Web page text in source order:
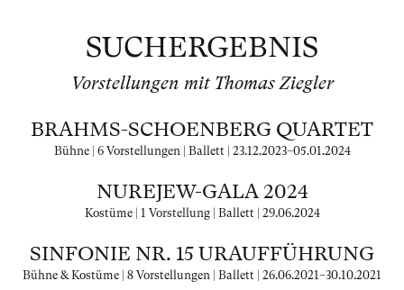
SUCHERGEBNIS
Vorstellungen mit Thomas Ziegler
BRAHMS-SCHOENBERG QUARTET
Bühne | 6 Vorstellungen | Ballett | 23.12.2023–05.01.2024
NUREJEW-GALA 2024
Kostüme | 1 Vorstellung | Ballett | 29.06.2024
SINFONIE NR. 15 URAUFFÜHRUNG
Bühne & Kostüme | 8 Vorstellungen | Ballett | 26.06.2021–30.10.2021